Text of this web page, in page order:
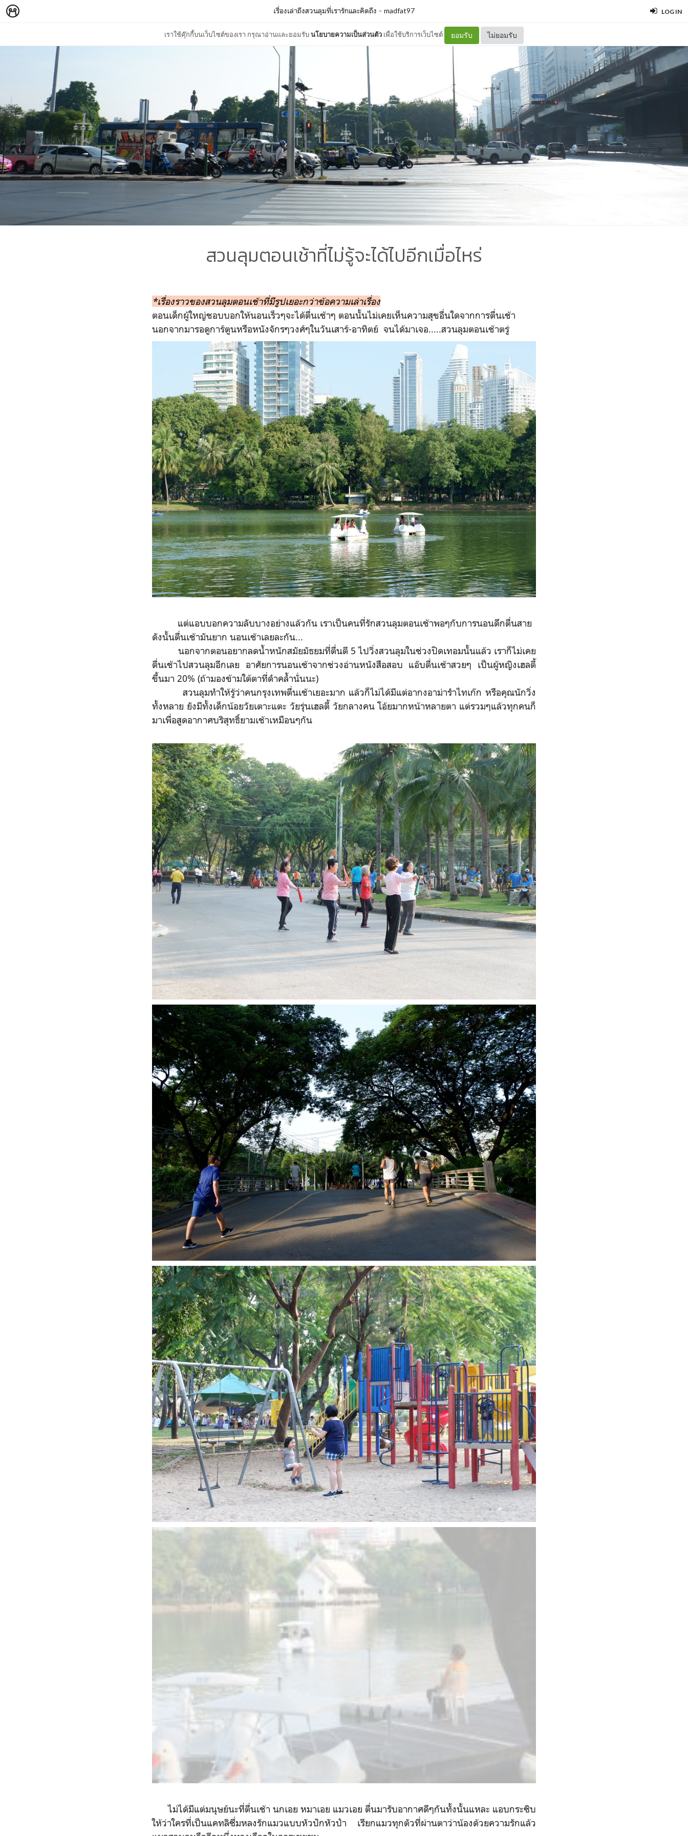
LOG IN
เราใช้คุ๊กกี้บนเว็บไซต์ของเรา กรุณาอ่านและยอมรับนโยบายความเป็นส่วนตัว เพื่อใช้บริการเว็บไซต์ ยอมรับ ไม่ยอมรับ
เรื่องเล่าถึงสวนลุมที่เรารักและคิดถึง – madfat97
สวนลุมตอนเช้าที่ไม่รู้จะได้ไปอีกเมื่อไหร่
*เรื่องราวของสวนลุมตอนเช้าที่มีรูปเยอะกว่าข้อความเล่าเรื่อง
ตอนเด็กผู้ใหญ่ชอบบอกให้นอนเร็วๆจะได้ตื่นเช้าๆ ตอนนั้นไม่เคยเห็นความสุขอื่นใดจากการตื่นเช้า
นอกจากมารอดูการ์ตูนหรือหนังจักรๆวงศ์ๆในวันเสาร์-อาทิตย์ จนได้มาเจอ.....สวนลุมตอนเช้าตรู่
แต่แอบบอกความลับบางอย่างแล้วกัน เราเป็นคนที่รักสวนลุมตอนเช้าพอๆกับการนอนดึกตื่นสาย
ดังนั้นตื่นเช้ามันยาก นอนเช้าเลยละกัน...
นอกจากตอนอยากลดน้ำหนักสมัยมัธยมที่ตื่นตี 5 ไปวิ่งสวนลุมในช่วงปิดเทอมนั้นแล้ว เราก็ไม่เคย
ตื่นเช้าไปสวนลุมอีกเลย อาศัยการนอนเช้าจากช่วงอ่านหนังสือสอบ แอ๊บตื่นเช้าสวยๆ เป็นผู้หญิงเฮลตี้
ขึ้นมา 20% (ถ้ามองข้ามใต้ตาที่ดำคล้ำนั่นนะ)
สวนลุมทำให้รู้ว่าคนกรุงเทพตื่นเช้าเยอะมาก แล้วก็ไม่ได้มีแต่อากงอาม่ารำไทเก๊ก หรือคุณนักวิ่ง
ทั้งหลาย ยังมีทั้งเด็กน้อยวัยเตาะแตะ วัยรุ่นเฮลตี้ วัยกลางคน โอ้ยมากหน้าหลายตา แต่รวมๆแล้วทุกคนก็
มาเพื่อสูดอากาศบริสุทธิ์ยามเช้าเหมือนๆกัน
ไม่ได้มีแต่มนุษย์นะที่ตื่นเช้า นกเอย หมาเอย แมวเอย ตื่นมารับอากาศดีๆกันทั้งนั้นแหละ แอบกระซิบ
ให้ว่าใครที่เป็นแคทลิซึ่มหลงรักแมวแบบหัวปักหัวปำ เรียกแมวทุกตัวที่ผ่านตาว่าน้องด้วยความรักแล้ว